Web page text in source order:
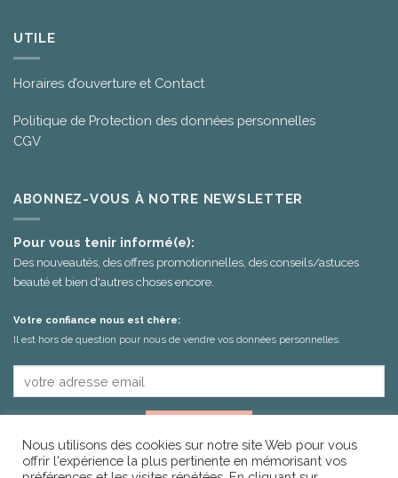
UTILE
Horaires d’ouverture et Contact
Politique de Protection des données personnelles
CGV
ABONNEZ-VOUS À NOTRE NEWSLETTER
Pour vous tenir informé(e):
Des nouveautés, des offres promotionnelles, des conseils/astuces
beauté et bien d'autres choses encore.
Votre confiance nous est chère:
Il est hors de question pour nous de vendre vos données personnelles.
Nous utilisons des cookies sur notre site Web pour vous
offrir l'expérience la plus pertinente en mémorisant vos